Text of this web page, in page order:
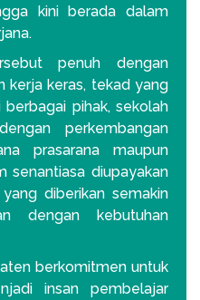
kini berada dalam
penuh dengan
kerja keras, tekad yang
pihak, sekolah
perkembangan
prasarana maupun
senantiasa diupayakan
diberikan semakin
dengan kebutuhan
berkomitmen untuk
insan pembelajar